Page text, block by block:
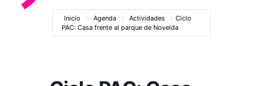
Inicio Agenda Actividades
Ciclo
PAC: Casa frente al parque de Novelda